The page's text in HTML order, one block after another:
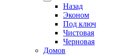
Назад
Эконом
Под ключ
Чистовая
Черновая
Домов